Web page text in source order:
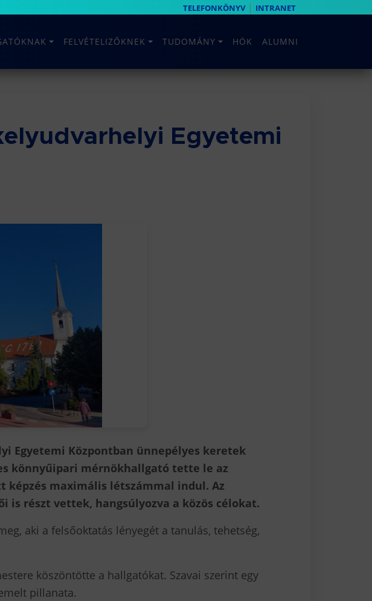
TELEFONKÖNYV| INTRANET
FELVÉTELIZŐKNEK TUDOMÁNY HÖK ALUMNI
Egyetemi
Egyetemi Központban ünnepélyes keretek
könnyűipari mérnökhallgató tette le az
maximális létszámmal indul. Az
is részt vettek, hangsúlyozva a közös célokat.
aki a felsőoktatás lényegét a tanulás, tehetség,
köszöntötte a hallgatókat. Szavai szerint egy
pillanata.